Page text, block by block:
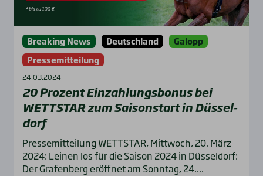
Breaking News Deutschland
Galopp
Pressemitteilung
24.03.2024
20 Pro­zent Ein­zah­lungs­bo­nus bei
WETTSTAR zum Sai­son­start in Düs­sel­
dorf
Pressemitteilung WETTSTAR, Mittwoch, 20. März
2024: Leinen los für die Saison 2024 in Düsseldorf:
Der Grafenberg eröffnet am Sonntag, 24....